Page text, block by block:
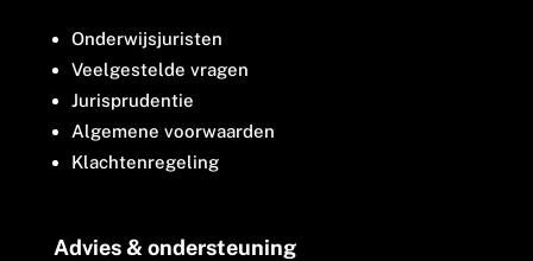
Onderwijsjuristen
Veelgestelde vragen
Jurisprudentie
Algemene voorwaarden
Klachtenregeling
Advies & ondersteuning